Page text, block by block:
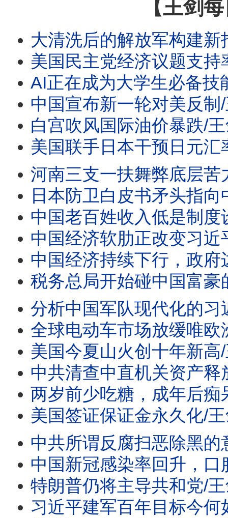
【王剑
大清洗后的解放军构建新指挥系统/航空公司抵制ICE登机口抓
美国民主党经济议题支持率首超共和党/
AI正在成为大学生必备技能/王剑
中国宣布新一轮对美反制/王剑每日观
白宫吹风国际油价暴跌/王剑每日观
美国联手日本干预日元汇率的用意/王剑每
河南三支一扶舞弊底层苦力岗都要抢/
日本防卫白皮书矛头指向中国//王剑
中国老百姓收入低是制度设计的结果/
中国经济软肋正改变习近平对外政策/川普政府退关
中国经济持续下行，政府边
税务总局开始碰中国富豪的香港保单 香港不再安
分析中国军队现代化的习
全球电动车市场放缓唯欧洲逆势爆发/
美国今夏山火创十年新高/王剑每
中共清查中直机关资产释放哪些信号/
两岁前少吃糖，成年后痴呆风险降23%/
美国签证保证金永久化/王剑每
中共所谓反腐扫恶除黑的意图是什么/
中国新冠感染率回升，口服药一药难求/
特朗普仍将主导共和党/王剑每
习近平建军百年目标今何如？/日本发表防